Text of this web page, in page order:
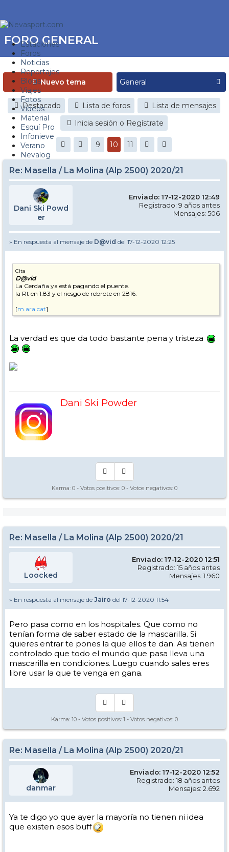
Estaciones
Foros
Noticias
Reportajes
Blogs
Viajes
Fotos
Videos
Material
Esquí Pro
Infonieve
Verano
Nevalog
FORO GENERAL
Nuevo tema
Destacado Lista de foros
Lista de mensajes
Inicia sesión o Regístrate
9 10 11
Re: Masella / La Molina (Alp 2500) 2020/21
Dani Ski Powd
er
Enviado: 17-12-2020 12:49
Registrado: 9 años antes
Mensajes: 506
» En respuesta al mensaje de D@vid del 17-12-2020 12:25
Cita
D@vid
La Cerdaña ya está pagando el puente.
la Rt en 1.83 y el riesgo de rebrote en 2816.
[m.ara.cat]
La verdad es que da todo bastante pena y tristeza
Dani Ski Powder
Karma: 0 - Votos positivos: 0 - Votos negativos: 0
Re: Masella / La Molina (Alp 2500) 2020/21
Loocked
Enviado: 17-12-2020 12:51
Registrado: 15 años antes
Mensajes: 1.960
» En respuesta al mensaje de Jairo del 17-12-2020 11:54
Pero pasa como en los hospitales. Que como no
tenían forma de saber estado de la mascarilla. Si
quieres entrar te pones la que ellos te dan. Asi tienen
controlado que todo el mundo que pasa lleva una
mascarilla en condiciones. Luego cuando sales eres
libre usar la que te venga en gana.
Karma: 10 - Votos positivos: 1 - Votos negativos: 0
Re: Masella / La Molina (Alp 2500) 2020/21
danmar
Enviado: 17-12-2020 12:52
Registrado: 18 años antes
Mensajes: 2.692
Ya te digo yo que ayer la mayoría no tienen ni idea
que existen esos buff